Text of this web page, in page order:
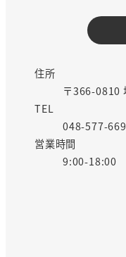
住所
〒366-0810
TEL
048-577-
営業時間
9:00-18:00